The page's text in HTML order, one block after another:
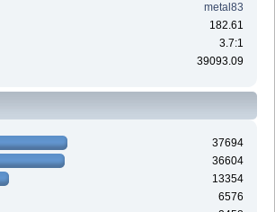
metal83
182.61
3.7:1
39093.09
37694
36604
13354
6576